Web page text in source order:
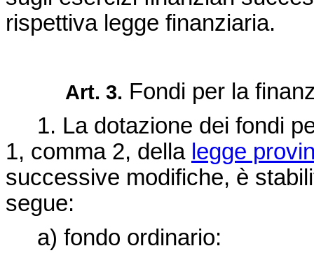
rispettiva legge finanziaria.
Art. 3. Fondi per la
1. La dotazione dei fondi
1, comma 2, della legge
successive modifiche, è
segue:
a) fondo ordinario: